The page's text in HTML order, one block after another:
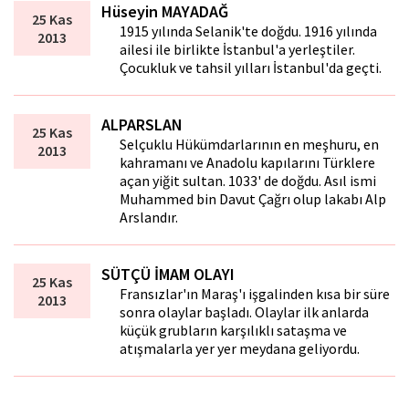
25 Kas
2013
Hüseyin MAYADAĞ
1915 yılında Selanik'te doğdu. 1916 yılında
ailesi ile birlikte İstanbul'a yerleştiler.
Çocukluk ve tahsil yılları İstanbul'da geçti.
25 Kas
2013
ALPARSLAN
Selçuklu Hükümdarlarının en meşhuru, en
kahramanı ve Anadolu kapılarını Türklere
açan yiğit sultan. 1033' de doğdu. Asıl ismi
Muhammed bin Davut Çağrı olup lakabı Alp
Arslandır.
25 Kas
2013
SÜTÇÜ İMAM OLAYI
Fransızlar'ın Maraş'ı işgalinden kısa bir süre
sonra olaylar başladı. Olaylar ilk anlarda
küçük grubların karşılıklı sataşma ve
atışmalarla yer yer meydana geliyordu.